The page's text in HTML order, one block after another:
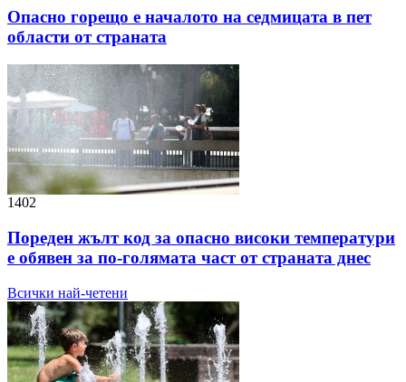
Опасно горещо е началото на седмицата в пет
области от страната
1402
Пореден жълт код за опасно високи температури
е обявен за по-голямата част от страната днес
Всички най-четени